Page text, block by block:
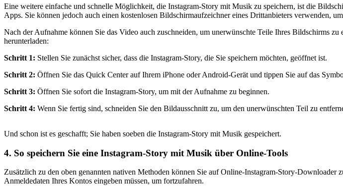
Eine weitere einfache und schnelle Möglichkeit, die Instagram-Story mit Musik zu speichern, ist die
Apps. Sie können jedoch auch einen kostenlosen Bildschirmaufzeichner eines Drittanbieters verwenden,
Nach der Aufnahme können Sie das Video auch zuschneiden, um unerwünschte Teile Ihres Bildschirms zu
herunterladen:
Schritt 1: Stellen Sie zunächst sicher, dass die Instagram-Story, die Sie speichern möchten, geöffnet ist.
Schritt 2: Öffnen Sie das Quick Center auf Ihrem iPhone oder Android-Gerät und tippen Sie auf das
Schritt 3: Öffnen Sie sofort die Instagram-Story, um mit der Aufnahme zu beginnen.
Schritt 4: Wenn Sie fertig sind, schneiden Sie den Bildausschnitt zu, um den unerwünschten Teil zu
Und schon ist es geschafft; Sie haben soeben die Instagram-Story mit Musik gespeichert.
4. So speichern Sie eine Instagram-Story mit Musik über Online-Tools
Zusätzlich zu den oben genannten nativen Methoden können Sie auf Online-Instagram-Story-
Anmeldedaten Ihres Kontos eingeben müssen, um fortzufahren.